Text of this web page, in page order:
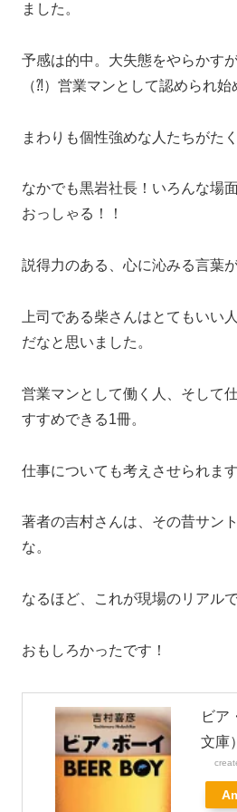
ました。
予感は的中。大失態をやらかす
（⁈）営業マンとして認められ始
まわりも個性強めな人たちがたく
なかでも黒岩社長！いろんな場
おっしゃる！！
説得力のある、心に沁みる言葉
上司である柴さんはとてもいい
だなと思いました。
営業マンとして働く人、そして
すすめできる1冊。
仕事についても考えさせられます
著者の吉村さんは、その昔サン
な。
なるほど、これが現場のリアルで
おもしろかったです！
ビア
文庫